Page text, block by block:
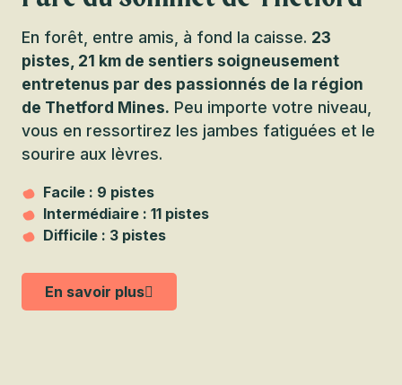
En forêt, entre amis, à fond la caisse. 23
pistes, 21 km de sentiers soigneusement
entretenus par des passionnés de la région
de Thetford Mines. Peu importe votre niveau,
vous en ressortirez les jambes fatiguées et le
sourire aux lèvres.
Facile : 9 pistes
Intermédiaire : 11 pistes
Difficile : 3 pistes
En savoir plus